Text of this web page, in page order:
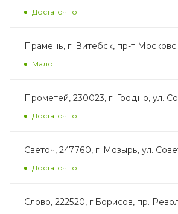
Достаточно
Прамень, г. Витебск, пр-т
Мало
Прометей, 230023, г. Гродно, ул.
Достаточно
Светоч, 247760, г. Мозырь, ул.
Достаточно
Слово, 222520, г.Борисов, пр.